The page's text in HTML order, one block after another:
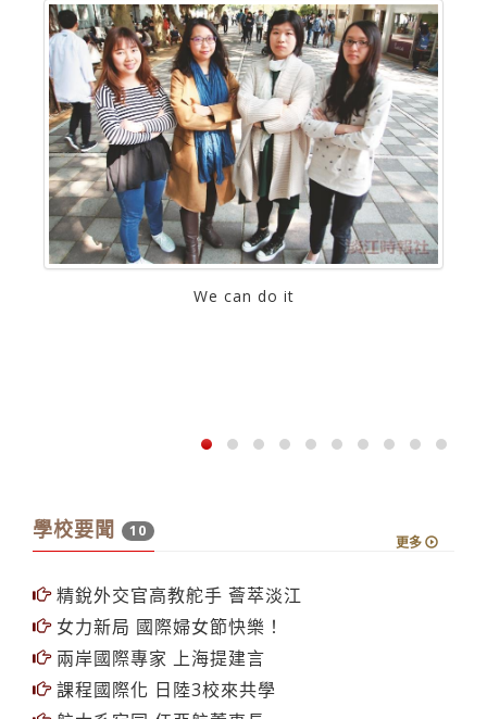
We can do it
學校要聞 10
更多
精銳外交官高教舵手 薈萃淡江
女力新局 國際婦女節快樂！
兩岸國際專家 上海提建言
課程國際化 日陸3校來共學